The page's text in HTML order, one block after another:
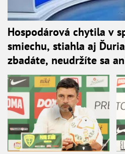
Hospodárová chytila v
smiechu, stiahla aj
zbadáte, neudržíte sa